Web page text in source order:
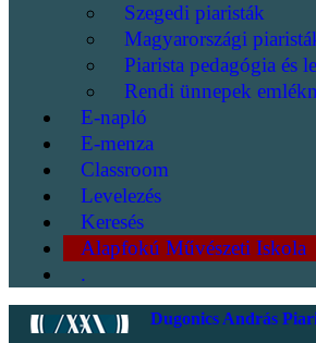
Szegedi piaristák
Magyarországi
Piarista pedagógia és
Rendi ünnepek
E-napló
E-menza
Classroom
Levelezés
Keresés
Alapfokú Művészeti Iskola
.
Dugonics András